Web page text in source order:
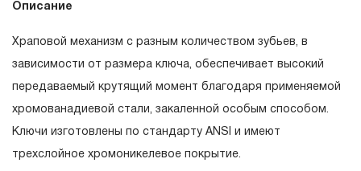
Техническая
Описание
Храповой механизм с разным количеством зубьев, в
зависимости от размера ключа, обеспечивает высокий
передаваемый крутящий момент благодаря применяемой
хромованадиевой стали, закаленной особым способом.
Ключи изготовлены по стандарту ANSI и имеют
трехслойное хромоникелевое покрытие.
Понятие «ПОЖИЗНЕННАЯ ГАРАНТИЯ».
1.1 Понятие «ПОЖИЗНЕННАЯ ГАРАНТИЯ» включает в
себя признание неограниченного срока поддержания